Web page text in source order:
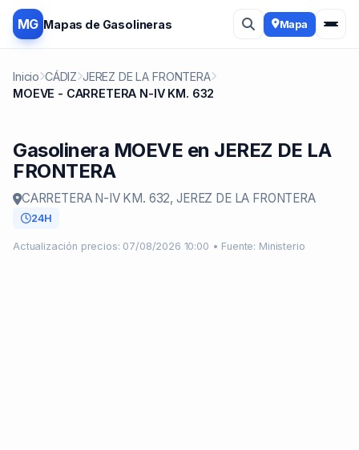
MG Mapas de Gasolineras Mapa
Inicio CÁDIZ JEREZ DE LA FRONTERA
MOEVE - CARRETERA N-IV KM. 632
Gasolinera MOEVE en JEREZ DE LA
FRONTERA
CARRETERA N-IV KM. 632, JEREZ DE LA FRONTERA
24H
Actualización precios: 07/08/2026 10:00 • Fuente: Ministerio